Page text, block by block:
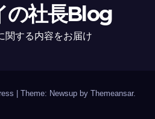
の社長Blog
関する内容をお届け
Theme: Newsup by Themeansar.